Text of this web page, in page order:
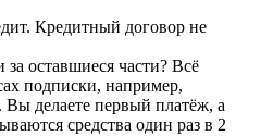
Кредитный договор не
оставшиеся части? Всё
подписки, например,
делаете первый платёж, а
средства один раз в 2